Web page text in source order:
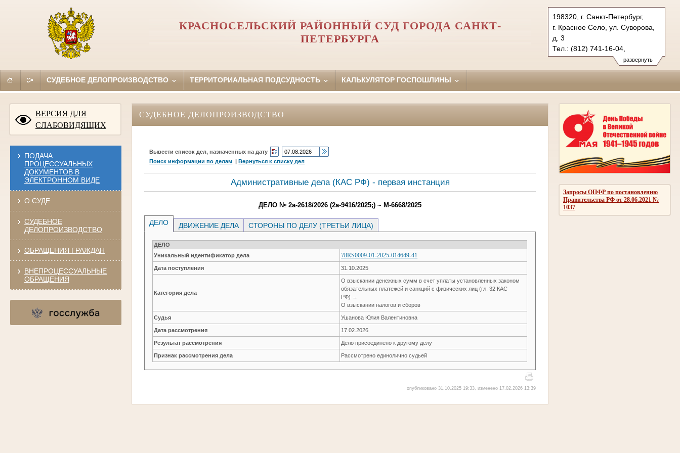
развернуть
198320, г. Санкт-Петербург,
г. Красное Село, ул. Суворова,
д. 3
Тел.: (812) 741-16-04,
(812) 741-98-55 (ф.)
Ksl.spb@sudrf.ru
КРАСНОСЕЛЬСКИЙ РАЙОННЫЙ СУД ГОРОДА САНКТ-
ПЕТЕРБУРГА
СУДЕБНОЕ ДЕЛОПРОИЗВОДСТВО ТЕРРИТОРИАЛЬНАЯ ПОДСУДНОСТЬ КАЛЬКУЛЯТОР ГОСПОШЛИНЫ
ВЕРСИЯ ДЛЯ
СЛАБОВИДЯЩИХ
ПОДАЧА
ПРОЦЕССУАЛЬНЫХ
ДОКУМЕНТОВ В
ЭЛЕКТРОННОМ ВИДЕ
О СУДЕ
СУДЕБНОЕ
ДЕЛОПРОИЗВОДСТВО
ОБРАЩЕНИЯ ГРАЖДАН
ВНЕПРОЦЕССУАЛЬНЫЕ
ОБРАЩЕНИЯ
Запросы ОПФР по постановлению
Правительства РФ от 28.06.2021 №
1037
СУДЕБНОЕ ДЕЛОПРОИЗВОДСТВО
Вывести список дел, назначенных на дату
Поиск информации по делам |Вернуться к списку дел
Административные дела (КАC РФ) - первая инстанция
ДЕЛО № 2а-2618/2026 (2а-9416/2025;) ~ М-6668/2025
ДЕЛО ДВИЖЕНИЕ ДЕЛА СТОРОНЫ ПО ДЕЛУ (ТРЕТЬИ ЛИЦА)
ДЕЛО
Уникальный идентификатор дела
78RS0009-01-2025-014649-41
Дата поступления 31.10.2025
Категория дела
О взыскании денежных сумм в счет уплаты установленных законом
обязательных платежей и санкций с физических лиц (гл. 32 КАС
РФ) →
О взыскании налогов и сборов
Судья Ушанова Юлия Валентиновна
Дата рассмотрения 17.02.2026
Результат рассмотрения Дело присоединено к другому делу
Признак рассмотрения дела Рассмотрено единолично судьей
опубликовано 31.10.2025 19:33, изменено 17.02.2026 13:39